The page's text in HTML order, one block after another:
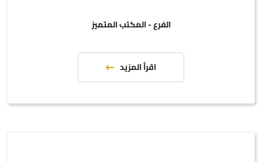
الفرع - المكتب المتميز
اقرأ المزيد